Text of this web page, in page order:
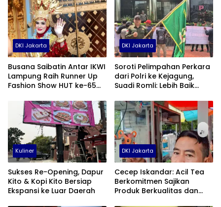
DKI Jakarta
Busana Saibatin Antar IKWI
Lampung Raih Runner Up
Fashion Show HUT ke-65
DKI Jakarta
Soroti Pelimpahan Perkara
dari Polri ke Kejagung,
Suadi Romli: Lebih Baik
Kuliner
Sukses Re-Opening, Dapur
Kito & Kopi Kito Bersiap
Ekspansi ke Luar Daerah
DKI Jakarta
Cecep Iskandar: Acil Tea
Berkomitmen Sajikan
Produk Berkualitas dan